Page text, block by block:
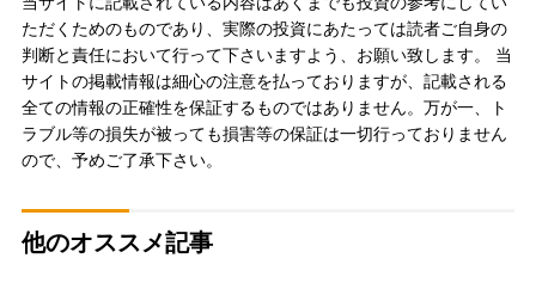
ただくためのものであり、実際の投資にあたっては読者ご自身の
判断と責任において行って下さいますよう、お願い致します。 当
サイトの掲載情報は細心の注意を払っておりますが、記載される
全ての情報の正確性を保証するものではありません。万が一、ト
ラブル等の損失が被っても損害等の保証は一切行っておりません
ので、予めご了承下さい。
他のオススメ記事